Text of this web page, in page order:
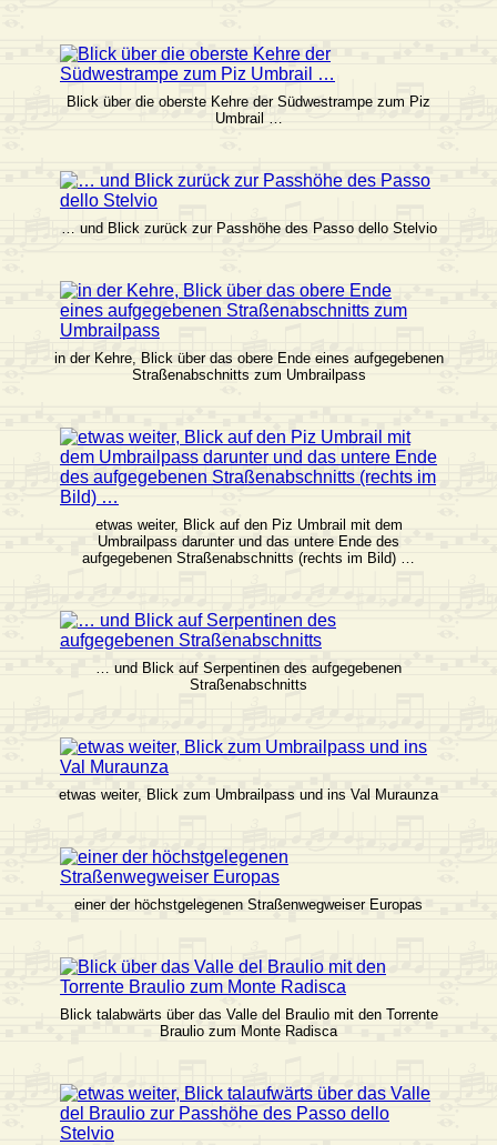
Blick über die oberste Kehre der Südwestrampe zum Piz
Umbrail …
… und Blick zurück zur Passhöhe des Passo dello Stelvio
in der Kehre, Blick über das obere Ende eines aufgegebenen
Straßenabschnitts zum Umbrailpass
etwas weiter, Blick auf den Piz Umbrail mit dem
Umbrailpass darunter und das untere Ende des
aufgegebenen Straßenabschnitts (rechts im Bild) …
… und Blick auf Serpentinen des aufgegebenen
Straßenabschnitts
etwas weiter, Blick zum Umbrailpass und ins Val Muraunza
einer der höchstgelegenen Straßenwegweiser Europas
Blick talabwärts über das Valle del Braulio mit den Torrente
Braulio zum Monte Radisca